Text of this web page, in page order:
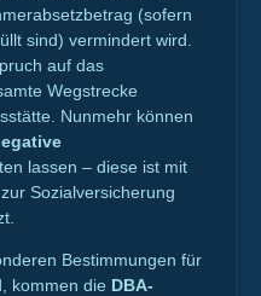
(sofern
sind) vermindert wird.
auf das
Wegstrecke
Nunmehr können
lassen – diese ist mit
Sozialversicherung
Bestimmungen für
kommen die DBA-